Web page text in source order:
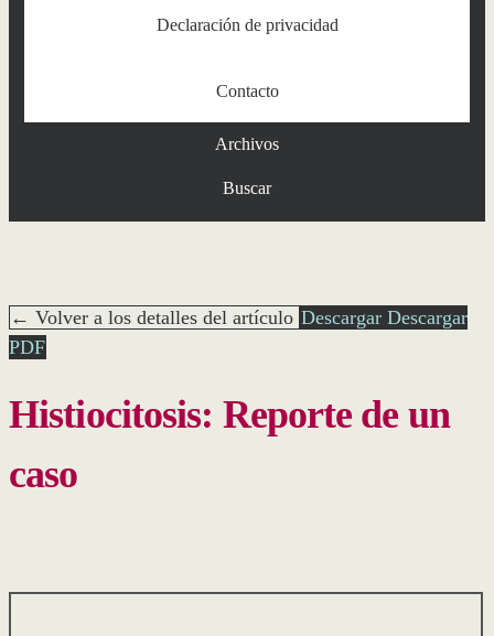
Declaración de privacidad
Contacto
Archivos
Buscar
← Volver a los detalles del artículo Descargar Descargar
PDF
Histiocitosis: Reporte de un
caso